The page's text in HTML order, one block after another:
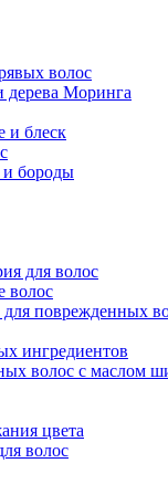
волос
дерева Моринга
и блеск
и бороды
для волос
волос
поврежденных
ингредиентов
волос с маслом
цвета
волос